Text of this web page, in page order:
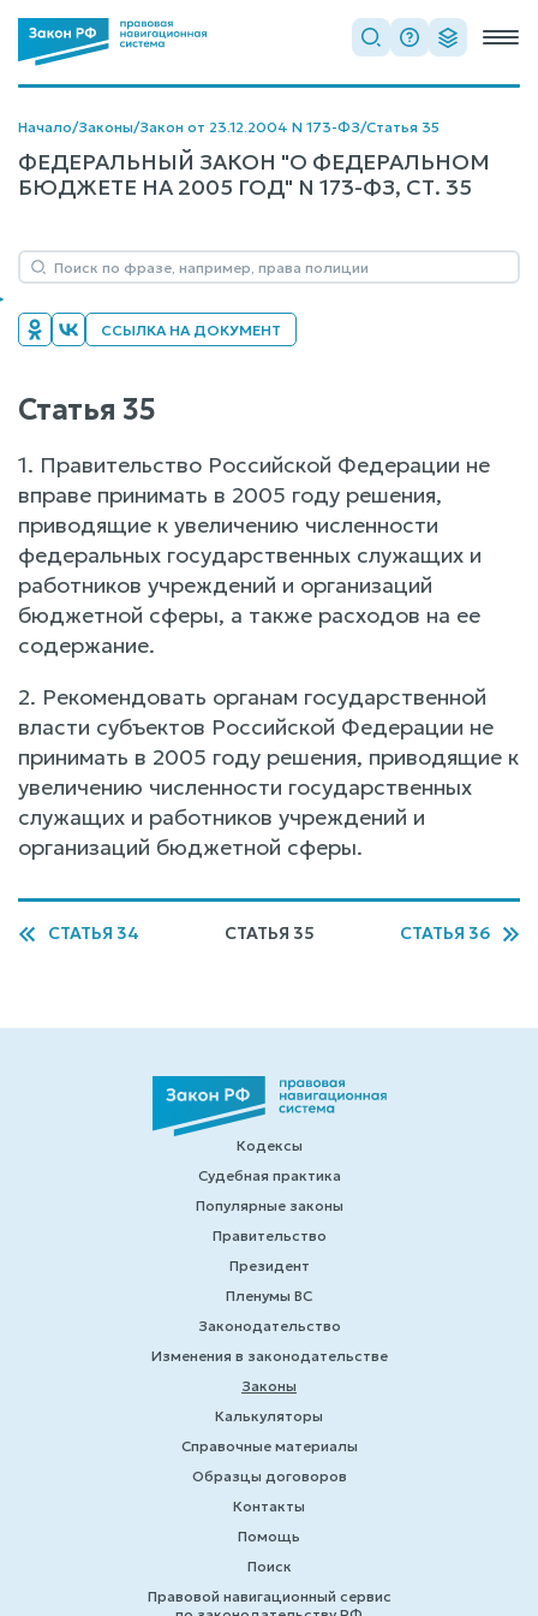
Начало/Законы/Закон от 23.12.2004 N 173-ФЗ/Статья 35
ФЕДЕРАЛЬНЫЙ ЗАКОН "О ФЕДЕРАЛЬНОМ
БЮДЖЕТЕ НА 2005 ГОД" N 173-ФЗ, СТ. 35
ССЫЛКА НА ДОКУМЕНТ
Статья 35
1. Правительство Российской Федерации не
вправе принимать в 2005 году решения,
приводящие к увеличению численности
федеральных государственных служащих и
работников учреждений и организаций
бюджетной сферы, а также расходов на ее
содержание.
2. Рекомендовать органам государственной
власти субъектов Российской Федерации не
принимать в 2005 году решения, приводящие к
увеличению численности государственных
служащих и работников учреждений и
организаций бюджетной сферы.
СТАТЬЯ 34 СТАТЬЯ 35 СТАТЬЯ 36
Кодексы
Судебная практика
Популярные законы
Правительство
Президент
Пленумы ВС
Законодательство
Изменения в законодательстве
Законы
Калькуляторы
Справочные материалы
Образцы договоров
Контакты
Помощь
Поиск
Правовой навигационный сервис